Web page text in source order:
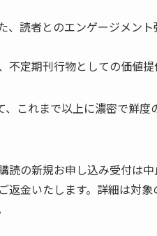
読者とのエンゲージメント
定期刊行物としての価値提
これまで以上に濃密で鮮
読の新規お申し込み受付は
返金いたします。詳細は対